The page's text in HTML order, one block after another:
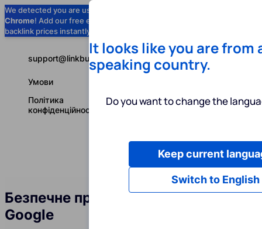
We detected you are using
Chrome! Add our free extension to check
backlink prices instantly as you browse.
Послуги
Українська
support@linkbuilder.com
Умови
Політика
конфіденційності
Безпечне прискорення індексації в
Google
It looks like you are from
speaking country.
Do you want to change the
Switch to English
Keep current